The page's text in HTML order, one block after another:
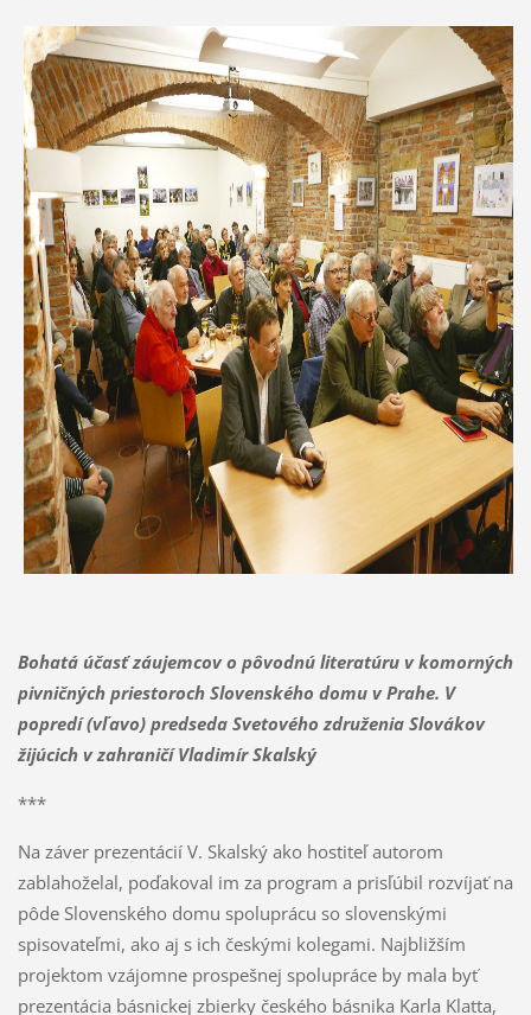
Bohatá účasť záujemcov o pôvodnú literatúru v komorných
pivničných priestoroch Slovenského domu v Prahe. V
popredí (vľavo) predseda Svetového združenia Slovákov
žijúcich v zahraničí Vladimír Skalský
***
Na záver prezentácií V. Skalský ako hostiteľ autorom
zablahoželal, poďakoval im za program a prisľúbil rozvíjať na
pôde Slovenského domu spoluprácu so slovenskými
spisovateľmi, ako aj s ich českými kolegami. Najbližším
projektom vzájomne prospešnej spolupráce by mala byť
prezentácia básnickej zbierky českého básnika Karla Klatta,